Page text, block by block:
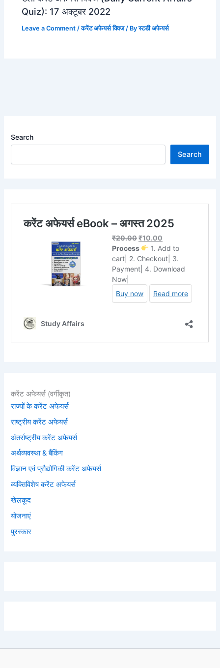
Quiz): 17 अक्टूबर 2022
Leave a Comment /करेंट अफेयर्स क्विज/ Byस्टडी अफेयर्स
Search
Search
करेंट अफेयर्स (वर्गीकृत)
राज्यों के करेंट अफेयर्स
राष्ट्रीय करेंट अफेयर्स
अंतर्राष्ट्रीय करेंट अफेयर्स
अर्थव्यवस्था & बैंकिंग
विज्ञान एवं प्रौद्योगिकी करेंट अफेयर्स
व्यक्तिविशेष करेंट अफेयर्स
खेलकूद
योजनाएं
पुरस्कार